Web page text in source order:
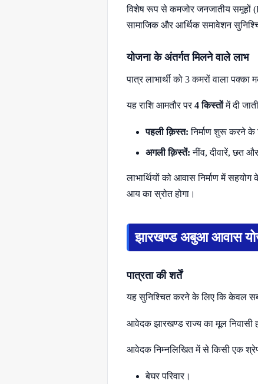
विशेष रूप से कमजोर जनजातीय समूहों
सामाजिक और आर्थिक समावेशन
योजना के अंतर्गत मिलने वाले लाभ
पात्र लाभार्थी को 3 कमरों वाला पक्का
यह राशि आमतौर पर4 किस्तोंमें दी
पहली क़िस्त: निर्माण शुरू करने के
अगली क़िस्तें: नींव, दीवारें, छत
लाभार्थियों को आवास निर्माण में
आय का स्रोत होगा।
झारखण्ड अबुआ आवास
पात्रता की शर्तें
यह सुनिश्चित करने के लिए कि केवल सबसे
आवेदक झारखण्ड राज्य का मूल निवासी
आवेदक निम्नलिखित में से किसी एक
बेघर परिवार।